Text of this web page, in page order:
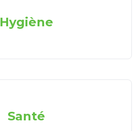
Hygiène
Santé